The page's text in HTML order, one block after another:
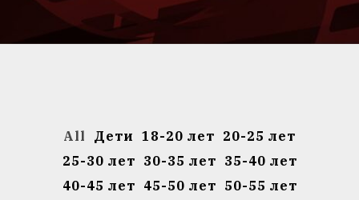
All Дети 18-20 лет 20-25 лет
25-30 лет 30-35 лет 35-40 лет
40-45 лет 45-50 лет 50-55 лет